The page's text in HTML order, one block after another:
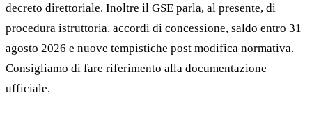
decreto direttoriale. Inoltre il GSE parla, al presente, di
procedura istruttoria, accordi di concessione, saldo entro 31
agosto 2026 e nuove tempistiche post modifica normativa.
Consigliamo di fare riferimento alla documentazione
ufficiale.